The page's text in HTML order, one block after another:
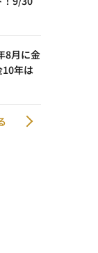
8月に金
10年は